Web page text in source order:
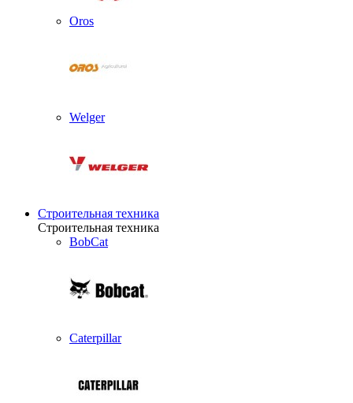
Oros
Welger
Строительная техника
Строительная техника
BobCat
Caterpillar